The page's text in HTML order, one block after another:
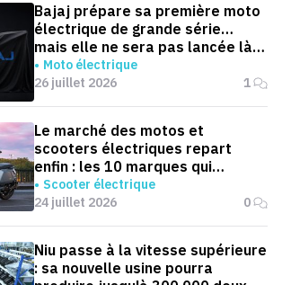
Bajaj prépare sa première moto
électrique de grande série…
mais elle ne sera pas lancée là
où on l'attend
Moto électrique
26 juillet 2026
1
Le marché des motos et
scooters électriques repart
enfin : les 10 marques qui
dominent la France
Scooter électrique
24 juillet 2026
0
Niu passe à la vitesse supérieure
: sa nouvelle usine pourra